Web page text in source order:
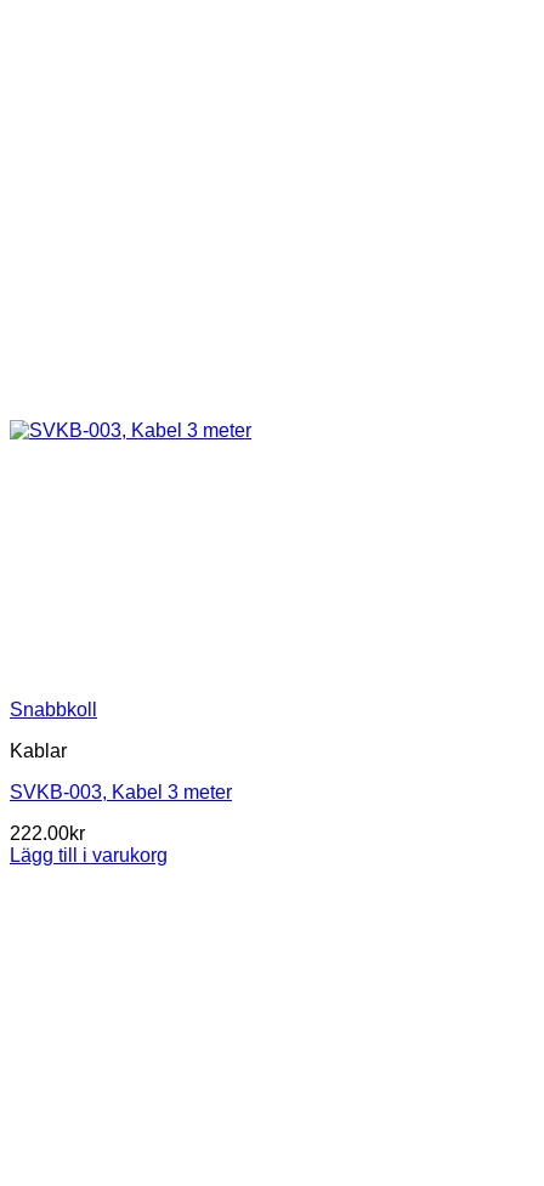
Snabbkoll
Kablar
SVKB-003, Kabel 3 meter
222.00kr
Lägg till i varukorg